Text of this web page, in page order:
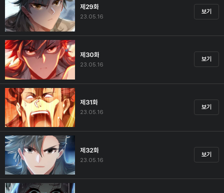
제29화
23.05.16
보기
제30화
23.05.16
보기
제31화
23.05.16
보기
제32화
23.05.16
보기